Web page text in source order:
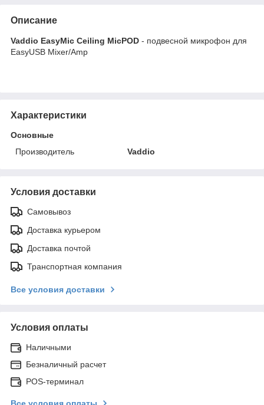
Описание
Vaddio EasyMic Ceiling MicPOD - подвесной микрофон для
EasyUSB Mixer/Amp
Характеристики
Основные
Производитель
Vaddio
Условия доставки
Самовывоз
Доставка курьером
Доставка почтой
Транспортная компания
Все условия доставки
Условия оплаты
Наличными
Безналичный расчет
POS-терминал
Все условия оплаты